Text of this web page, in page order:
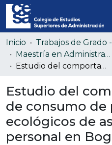
Comunidades
Todo DSpace
Inicio
Maestría en Administración de Empresas - MBA
Estudio del comportamiento de consumo de productos ecológicos de aseo y cuidado personal en Bogotá
Estudio del
de consumo de
ecológicos de
personal en